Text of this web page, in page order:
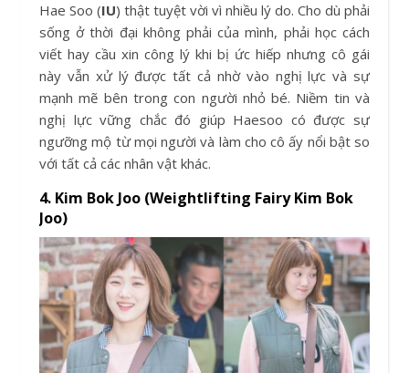
Hae Soo (IU) thật tuyệt vời vì nhiều lý do. Cho dù phải
sống ở thời đại không phải của mình, phải học cách
viết hay cầu xin công lý khi bị ức hiếp nhưng cô gái
này vẫn xử lý được tất cả nhờ vào nghị lực và sự
mạnh mẽ bên trong con người nhỏ bé. Niềm tin và
nghị lực vững chắc đó giúp Haesoo có được sự
ngưỡng mộ từ mọi người và làm cho cô ấy nổi bật so
với tất cả các nhân vật khác.
4. Kim Bok Joo (Weightlifting Fairy Kim Bok
Joo)